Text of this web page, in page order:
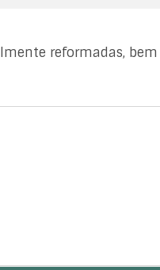
reformadas,